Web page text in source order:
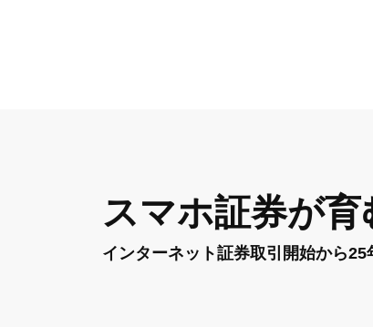
スマホ証券が
インターネット証券取引開始から